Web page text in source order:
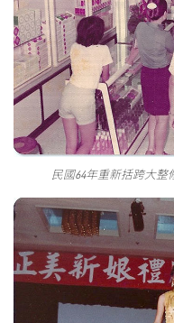
民國64年重新括跨大整